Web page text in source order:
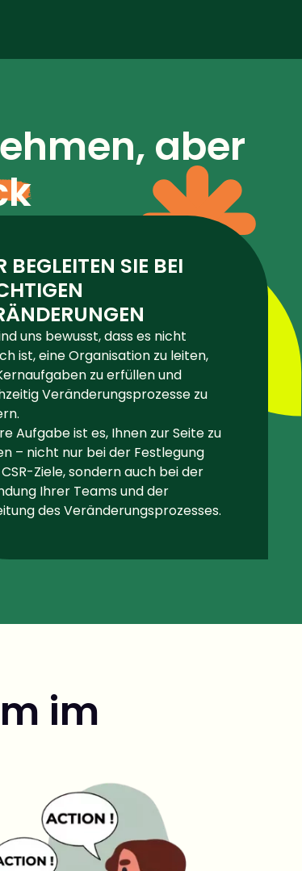
aber
BEGLEITEN SIE BEI
uns bewusst, dass es nicht
ist, eine Organisation zu leiten,
zu erfüllen und
Veränderungsprozesse zu
Aufgabe ist es, Ihnen zur Seite zu
– nicht nur bei der Festlegung
Ziele, sondern auch bei der
Ihrer Teams und der
des Veränderungsprozesses.
im